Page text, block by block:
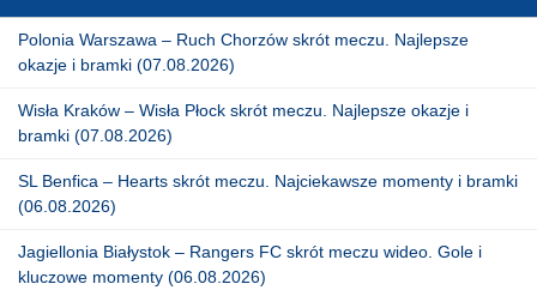
Polonia Warszawa – Ruch Chorzów skrót meczu. Najlepsze
okazje i bramki (07.08.2026)
Wisła Kraków – Wisła Płock skrót meczu. Najlepsze okazje i
bramki (07.08.2026)
SL Benfica – Hearts skrót meczu. Najciekawsze momenty i bramki
(06.08.2026)
Jagiellonia Białystok – Rangers FC skrót meczu wideo. Gole i
kluczowe momenty (06.08.2026)